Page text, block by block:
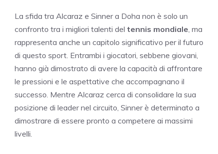
La sfida tra Alcaraz e Sinner a Doha non è solo un
confronto tra i migliori talenti del tennis mondiale , ma
rappresenta anche un capitolo significativo per il futuro
di questo sport. Entrambi i giocatori, sebbene giovani,
hanno già dimostrato di avere la capacità di affrontare
le pressioni e le aspettative che accompagnano il
successo. Mentre Alcaraz cerca di consolidare la sua
posizione di leader nel circuito, Sinner è determinato a
dimostrare di essere pronto a competere ai massimi
livelli.